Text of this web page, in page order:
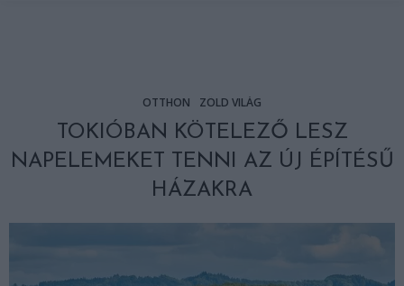
OTTHON ZÖLD VILÁG
TOKIÓBAN KÖTELEZŐ LESZ
NAPELEMEKET TENNI AZ ÚJ ÉPÍTÉSŰ
HÁZAKRA